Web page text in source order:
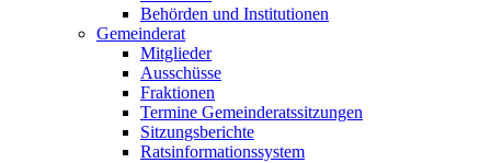
Behörden und Institutionen
Gemeinderat
Mitglieder
Ausschüsse
Fraktionen
Termine Gemeinderatssitzungen
Sitzungsberichte
Ratsinformationssystem